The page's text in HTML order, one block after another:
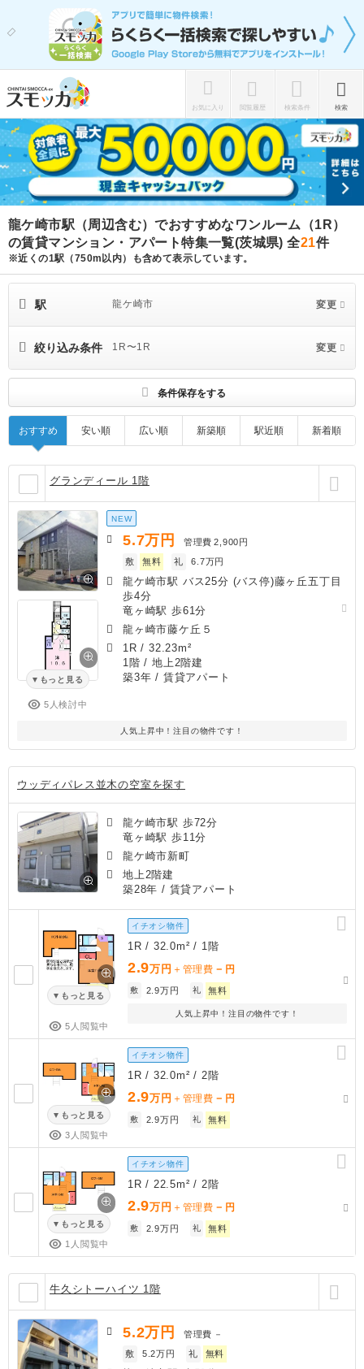
お気に入り 閲覧履歴 検索条件 検索
龍ケ崎市駅（周辺含む）でおすすめなワンルーム（1R）
の賃貸マンション・アパート特集一覧(茨城県)全21件
※近くの1駅（750m以内）も含めて表示しています。
駅 龍ケ崎市 変更
絞り込み条件 1R〜1R 変更
条件保存をする
おすすめ 安い順 広い順 新築順 駅近順 新着順
グランディール 1階
もっと見る
5人検討中
NEW
5.7万円 管理費 2,900円
敷
無料 礼 6.7万円
龍ケ崎市駅 バス25分 (バス停)藤ヶ丘五丁目
歩4分
竜ヶ崎駅 歩61分
龍ヶ崎市藤ケ丘５
1R /32.23m²
1階 / 地上2階建
築3年 / 賃貸アパート
人気上昇中！注目の物件です！
ウッディパレス並木の空室を探す
龍ケ崎市駅 歩72分
竜ヶ崎駅 歩11分
龍ケ崎市新町
地上2階建
築28年 / 賃貸アパート
もっと見る
5人閲覧中
イチオシ物件
1R / 32.0m² / 1階
2.9万円 ＋管理費 － 円
敷 2.9万円 礼 無料
人気上昇中！注目の物件です！
もっと見る
3人閲覧中
イチオシ物件
1R / 32.0m² / 2階
2.9万円 ＋管理費 － 円
敷 2.9万円 礼 無料
もっと見る
1人閲覧中
イチオシ物件
1R / 22.5m² / 2階
2.9万円 ＋管理費 － 円
敷 2.9万円 礼 無料
牛久シトーハイツ 1階
5.2万円 管理費 －
敷
5.2万円 礼 無料